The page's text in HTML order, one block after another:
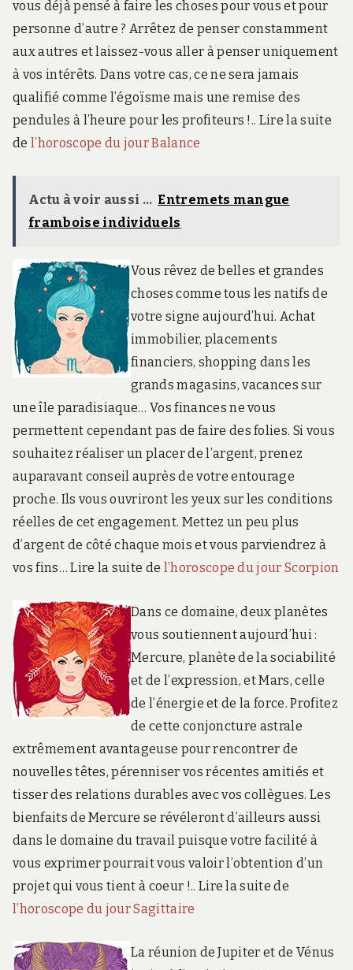
vous déjà pensé à faire les choses pour vous et pour
personne d’autre ? Arrêtez de penser constamment
aux autres et laissez-vous aller à penser uniquement
à vos intérêts. Dans votre cas, ce ne sera jamais
qualifié comme l’égoïsme mais une remise des
pendules à l’heure pour les profiteurs !.. Lire la suite
de l’horoscope du jour Balance
Actu à voir aussi ... Entremets mangue
framboise individuels
Vous rêvez de belles et grandes
choses comme tous les natifs de
votre signe aujourd’hui. Achat
immobilier, placements
financiers, shopping dans les
grands magasins, vacances sur
une île paradisiaque… Vos finances ne vous
permettent cependant pas de faire des folies. Si vous
souhaitez réaliser un placer de l’argent, prenez
auparavant conseil auprès de votre entourage
proche. Ils vous ouvriront les yeux sur les conditions
réelles de cet engagement. Mettez un peu plus
d’argent de côté chaque mois et vous parviendrez à
vos fins… Lire la suite de l’horoscope du jour Scorpion
Dans ce domaine, deux planètes
vous soutiennent aujourd’hui :
Mercure, planète de la sociabilité
et de l’expression, et Mars, celle
de l’énergie et de la force. Profitez
de cette conjoncture astrale
extrêmement avantageuse pour rencontrer de
nouvelles têtes, pérenniser vos récentes amitiés et
tisser des relations durables avec vos collègues. Les
bienfaits de Mercure se révéleront d’ailleurs aussi
dans le domaine du travail puisque votre facilité à
vous exprimer pourrait vous valoir l’obtention d’un
projet qui vous tient à coeur !.. Lire la suite de
l’horoscope du jour Sagittaire
La réunion de Jupiter et de Vénus